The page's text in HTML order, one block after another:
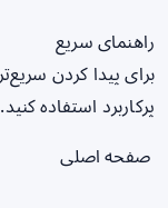
راهنمای سریع
برای پیدا کردن
پرکاربرد استفاده کنید.
صفحه اصلی